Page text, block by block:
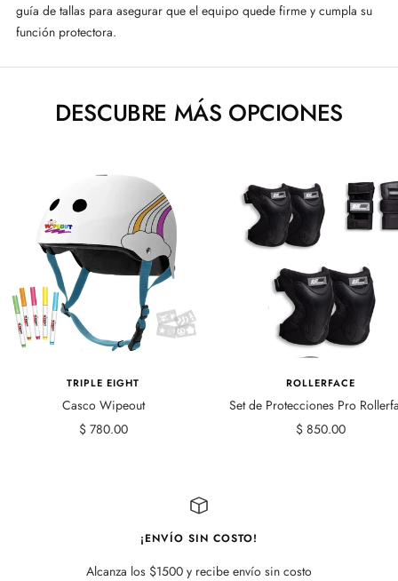
guía de tallas para asegurar que el equipo quede firme y cumpla su
función protectora.
DESCUBRE MÁS OPCIONES
TRIPLE EIGHT
Casco Wipeout
Precio
$ 780.00
ROLLERFACE
Set de Protecciones Pro
Precio
$ 850.00
¡ENVÍO SIN COSTO!
Alcanza los $1500 y recibe envío sin costo